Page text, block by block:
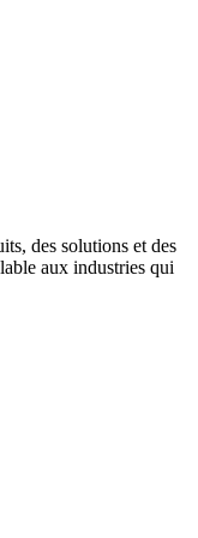
des solutions et des
aux industries qui